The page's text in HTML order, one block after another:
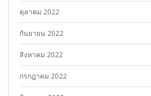
ตุลาคม 2022
กันยายน 2022
สิงหาคม 2022
กรกฎาคม 2022